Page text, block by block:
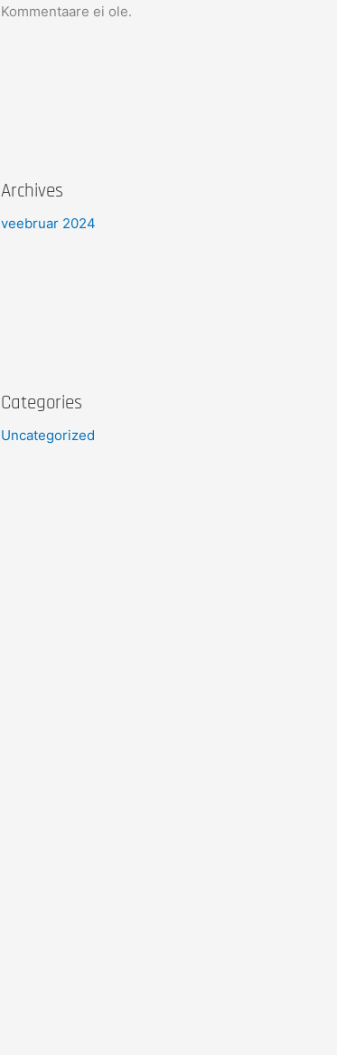
Kommentaare ei ole.
Archives
veebruar 2024
Categories
Uncategorized